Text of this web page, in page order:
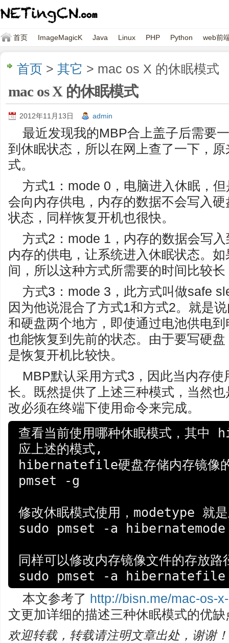
首页 ImageMagicK Java Linux PHP Python web前
首页 > 其它 > mac os X 的休眠模式
mac os X 的休眠模式
2012年11月13日 admin
最近发现我的MBP合上盖子后需要
到休眠状态，所以在网上查了一下，
式。
方式1：mode 0，电脑进入休眠，
会向内存供电，内存的数据不会写入
状态，同样恢复开机也很快。
方式2：mode 1，内存的数据会写
内存的供电，让系统进入休眠状态。
间，所以这种方式所需要的时间比较
方式3：mode 3，此方式叫做safe
因为他说混合了方式1和方式2。就是
和硬盘两个地方，即使通过电池供电
也能恢复到先前的状态。由于要写硬
是恢复开机比较快。
MBP默认采用方式3，因此当内存
长。既然提供了上述三种模式，当然
改必须在终端下使用命令来完成。
查看当前使用哪种休眠模式，其
应上述的模式,
hibernatefile硬盘存储内存镜像
pmset -g
修改休眠模式使用，modetype 就
sudo pmset -a
同样可以修改内存镜像文件的存放路
sudo pmset -a hibernatefile
本文参考了 http://bisn.me/mac-os-
文更加详细的描述三种休眠模式的优缺
欢迎转载，转载请注明文章出处，谢谢！